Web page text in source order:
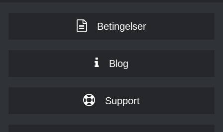
Betingelser
Blog
Support